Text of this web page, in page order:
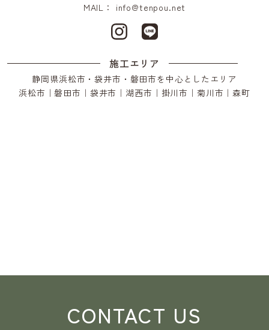
MAIL： info@tenpou.net
施工エリア
静岡県浜松市・袋井市・磐田市を中心としたエリア
浜松市｜磐田市｜袋井市｜湖西市｜掛川市｜菊川市｜森町
CONTACT US